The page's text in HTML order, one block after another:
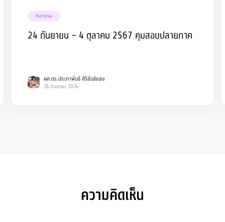
กิจกรรม
24 กันยายน – 4 ตุลาคม 2567 คุมสอบปลายภาค
ผศ.ดร.ประภาพันธ์ ศิริขันธ์แสง
26 กันยายน 2024
ความคิดเห็น